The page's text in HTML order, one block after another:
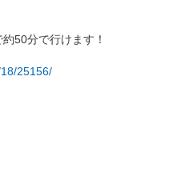
50分で行けます！
25156/